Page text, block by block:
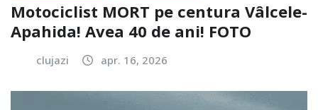
Motociclist MORT pe centura Vâlcele-
Apahida! Avea 40 de ani! FOTO
clujazi apr. 16, 2026